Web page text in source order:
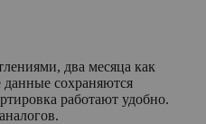
два месяца как
сохраняются
работают удобно.